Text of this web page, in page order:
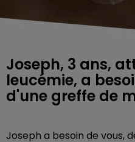
Joseph, 3 ans,
leucémie, a
d'une greffe de
Joseph a besoin de vous,